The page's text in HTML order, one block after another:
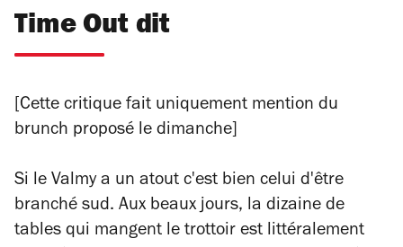
Time Out dit
[Cette critique fait uniquement mention du
brunch proposé le dimanche]
Si le Valmy a un atout c'est bien celui d'être
branché sud. Aux beaux jours, la dizaine de
tables qui mangent le trottoir est littéralement